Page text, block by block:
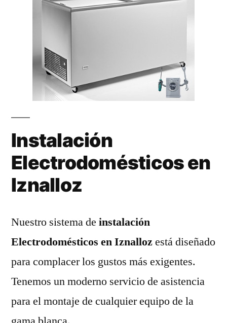
Instalación
Electrodomésticos en
Iznalloz
Nuestro sistema de instalación
Electrodomésticos en Iznallozestá diseñado
para complacer los gustos más exigentes.
Tenemos un moderno servicio de asistencia
para el montaje de cualquier equipo de la